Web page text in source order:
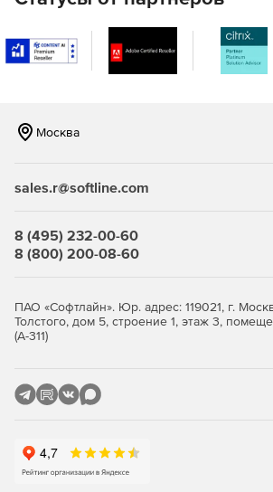
Отчеты о тенденциях и рангах
аналитическую информацию о
пользователей с данными о трафике
Отчеты распределяются по
статистику, безопасность, активность,
Эти отчеты являются
читаемыми и могут
Управление Office 365
управления SharePoint в режиме
Москва
sales.r@softline.com
8 (495) 232-00-60
8 (800) 200-08-60
ПАО «Софтлайн». Юр. адрес: 119021, г.
Толстого, дом 5, строение 1, этаж 3,
(А-311)